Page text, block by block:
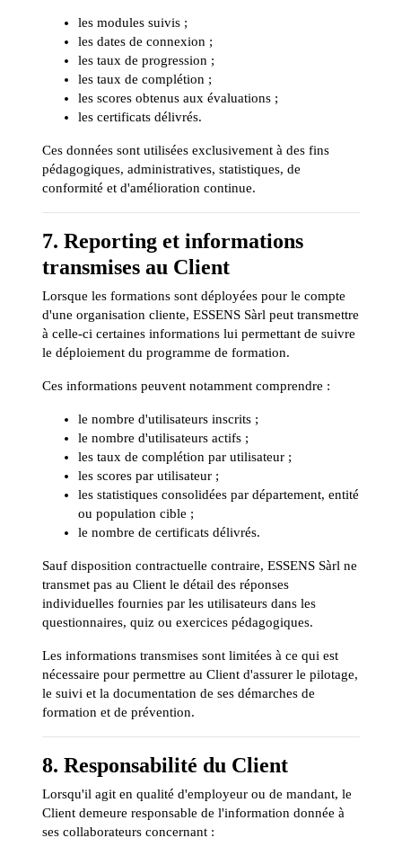
les modules suivis ;
les dates de connexion ;
les taux de progression ;
les taux de complétion ;
les scores obtenus aux évaluations ;
les certificats délivrés.
Ces données sont utilisées exclusivement à des fins
pédagogiques, administratives, statistiques, de
conformité et d'amélioration continue.
7. Reporting et informations
transmises au Client
Lorsque les formations sont déployées pour le compte
d'une organisation cliente, ESSENS Sàrl peut transmettre
à celle-ci certaines informations lui permettant de suivre
le déploiement du programme de formation.
Ces informations peuvent notamment comprendre :
le nombre d'utilisateurs inscrits ;
le nombre d'utilisateurs actifs ;
les taux de complétion par utilisateur ;
les scores par utilisateur ;
les statistiques consolidées par département, entité
ou population cible ;
le nombre de certificats délivrés.
Sauf disposition contractuelle contraire, ESSENS Sàrl ne
transmet pas au Client le détail des réponses
individuelles fournies par les utilisateurs dans les
questionnaires, quiz ou exercices pédagogiques.
Les informations transmises sont limitées à ce qui est
nécessaire pour permettre au Client d'assurer le pilotage,
le suivi et la documentation de ses démarches de
formation et de prévention.
8. Responsabilité du Client
Lorsqu'il agit en qualité d'employeur ou de mandant, le
Client demeure responsable de l'information donnée à
ses collaborateurs concernant :